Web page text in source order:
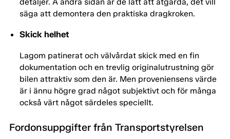
säga att demontera den praktiska dragkroken.
Skick helhet
Lagom patinerat och välvårdat skick med en fin
dokumentation och en trevlig originalutrustning gör
bilen attraktiv som den är. Men proveniensens värde
är i ännu högre grad något subjektivt och för många
också värt något särdeles speciellt.
Fordonsuppgifter från Transportstyrelsen